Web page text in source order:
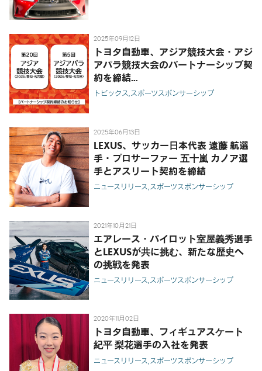
2025年09月12日
トヨタ自動車、アジア競技大会・アジ
アパラ競技大会のパートナーシップ契
約を締結
-「トヨタイムズスポーツ」でGTTAの
トピックス スポーツスポンサーシップ
2025年06月13日
LEXUS、サッカー日本代表 遠藤 航選
手・プロサーファー 五十嵐 カノア選
手とアスリート契約を締結
ニュースリリース スポーツスポンサーシップ
2021年10月21日
エアレース・パイロット室屋義秀選手
とLEXUSが共に挑む、新たな歴史へ
の挑戦を発表
ニュースリリース スポーツスポンサーシップ
2020年11月02日
トヨタ自動車、フィギュアスケート
紀平 梨花選手の入社を発表
ニュースリリース スポーツスポンサーシップ